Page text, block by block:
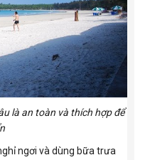
là an toàn và thích hợp để
ngơi và dùng bữa trưa